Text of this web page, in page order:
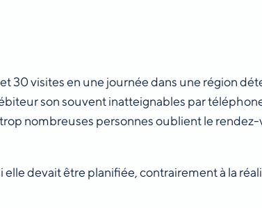
30 visites en une journée dans une région
son souvent inatteignables par
nombreuses personnes oublient le
devait être planifiée, contrairement à la